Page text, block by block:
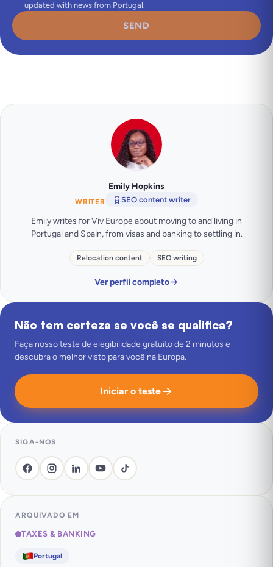
updated with news from Portugal.
SEND
Emily Hopkins
WRITER SEO content writer
Emily writes for Viv Europe about moving to and living in
Portugal and Spain, from visas and banking to settling in.
Relocation content SEO writing
Ver perfil completo
Não tem certeza se você se qualifica?
Faça nosso teste de elegibilidade gratuito de 2 minutos e
descubra o melhor visto para você na Europa.
Iniciar o teste
SIGA-NOS
ARQUIVADO EM
TAXES & BANKING
Portugal